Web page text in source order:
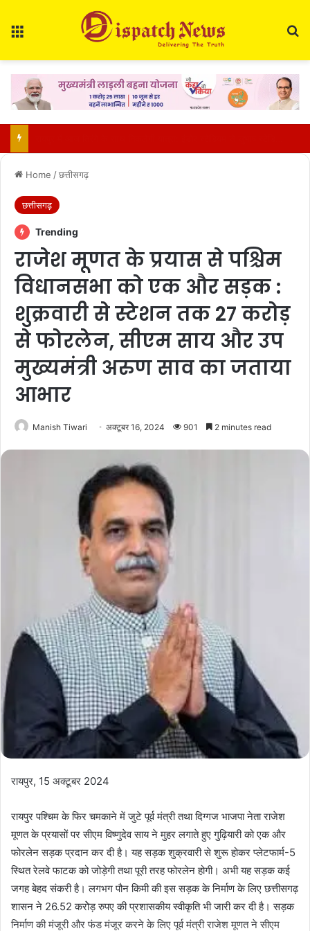
Home /छत्तीसगढ़
छत्तीसगढ़
Trending
राजेश मूणत के प्रयास से पश्चिम
विधानसभा को एक और सड़क :
शुक्रवारी से स्टेशन तक 27 करोड़
से फोरलेन, सीएम साय और उप
मुख्यमंत्री अरुण साव का जताया
आभार
Manish Tiwari अक्टूबर 16, 2024 901 2 minutes read
रायपुर, 15 अक्टूबर 2024
रायपुर पश्चिम के फिर चमकाने में जुटे पूर्व मंत्री तथा दिग्गज भाजपा नेता राजेश
मूणत के प्रयासों पर सीएम विष्णुदेव साय ने मुहर लगाते हुए गुढ़ियारी को एक और
फोरलेन सड़क प्रदान कर दी है। यह सड़क शुक्रवारी से शुरू होकर प्लेटफार्म-5
स्थित रेलवे फाटक को जोड़ेगी तथा पूरी तरह फोरलेन होगी। अभी यह सड़क कई
जगह बेहद संकरी है। लगभग पौन किमी की इस सड़क के निर्माण के लिए छत्तीसगढ़
शासन ने 26.52 करोेड़ रुपए की प्रशासकीय स्वीकृति भी जारी कर दी है। सड़क
निर्माण की मंजूरी और फंड मंजूर करने के लिए पूर्व मंत्री राजेश मूणत ने सीएम